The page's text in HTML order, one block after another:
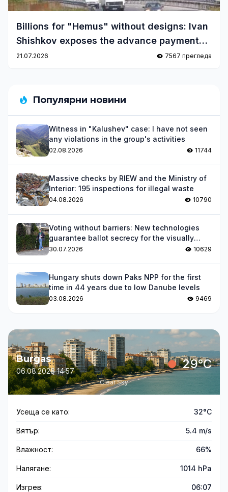
Billions for "Hemus" without designs: Ivan
Shishkov exposes the advance payment
scheme
21.07.2026 7567 прегледа
Популярни новини
Witness in "Kalushev" case: I have not seen
any violations in the group's activities
02.08.2026 11744
Massive checks by RIEW and the Ministry of
Interior: 195 inspections for illegal waste
04.08.2026 10790
Voting without barriers: New technologies
guarantee ballot secrecy for the visually
impaired
30.07.2026 10629
Hungary shuts down Paks NPP for the first
time in 44 years due to low Danube levels
03.08.2026 9469
Burgas
06.08.2026 14:57 29°C
Clear Sky
Усеща се като: 32°C
Вятър: 5.4 m/s
Влажност: 66%
Налягане: 1014 hPa
Изгрев: 06:07